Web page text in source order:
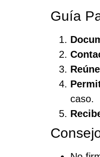
Guía
caso.